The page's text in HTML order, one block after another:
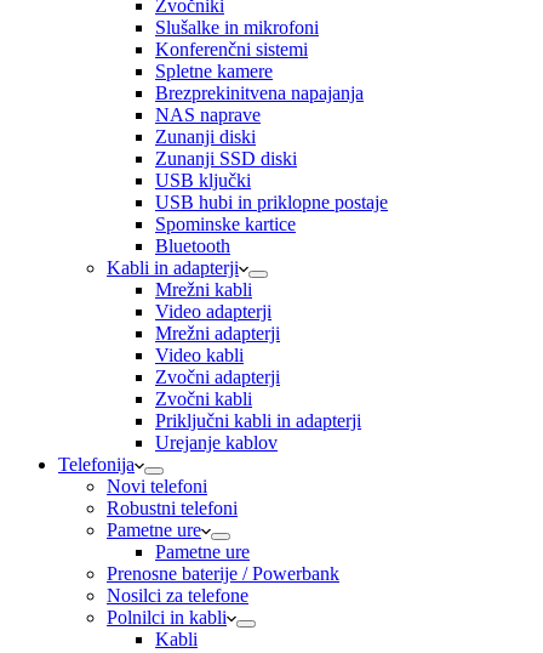
Zvočniki
Slušalke in mikrofoni
Konferenčni sistemi
Spletne kamere
Brezprekinitvena napajanja
NAS naprave
Zunanji diski
Zunanji SSD diski
USB ključki
USB hubi in priklopne postaje
Spominske kartice
Bluetooth
Kabli in adapterji
Mrežni kabli
Video adapterji
Mrežni adapterji
Video kabli
Zvočni adapterji
Zvočni kabli
Priključni kabli in adapterji
Urejanje kablov
Telefonija
Novi telefoni
Robustni telefoni
Pametne ure
Pametne ure
Prenosne baterije / Powerbank
Nosilci za telefone
Polnilci in kabli
Kabli